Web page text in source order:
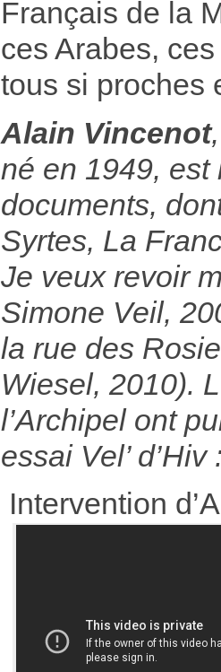
Français de la
ces Arabes,
tous si proches
Alain Vincenot
né en 1949, est
documents,
Syrtes, La
Je veux revoir
Simone Veil,
la rue des
Wiesel, 2010).
l’Archipel ont
essai Vel’
Intervention